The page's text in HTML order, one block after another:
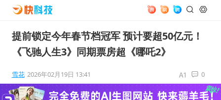
提前锁定今年春节档冠军 预计要超50亿元！
《飞驰人生3》同期票房超《哪吒2》
雪花 2026年02月19日 13:41 0